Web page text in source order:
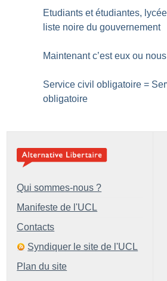
Etudiants et étudiantes,
liste noire du gouvernement
Maintenant c’est eux ou
Service civil obligatoire =
obligatoire
Qui sommes-nous ?
Manifeste de l'UCL
Contacts
Syndiquer le site de l'UCL
Plan du site